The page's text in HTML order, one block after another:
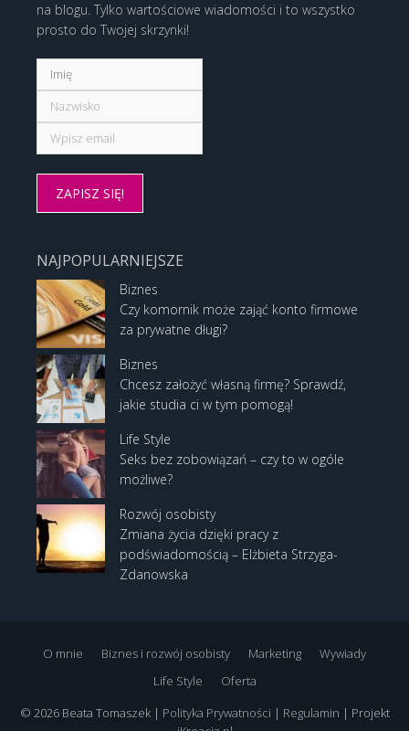
na blogu. Tylko wartościowe wiadomości i to wszystko
prosto do Twojej skrzynki!
NAJPOPULARNIEJSZE
Biznes
Czy komornik może zająć konto firmowe
za prywatne długi?
Biznes
Chcesz założyć własną firmę? Sprawdź,
jakie studia ci w tym pomogą!
Life Style
Seks bez zobowiązań – czy to w ogóle
możliwe?
Rozwój osobisty
Zmiana życia dzięki pracy z
podświadomością – Elżbieta Strzyga-
Zdanowska
O mnie Biznes i rozwój osobisty Marketing
Wywiady
Life Style
Oferta
© 2026 Beata Tomaszek | Polityka Prywatności | Regulamin | Projekt